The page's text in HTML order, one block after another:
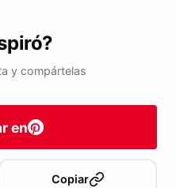
y compártelas
en
Copiar